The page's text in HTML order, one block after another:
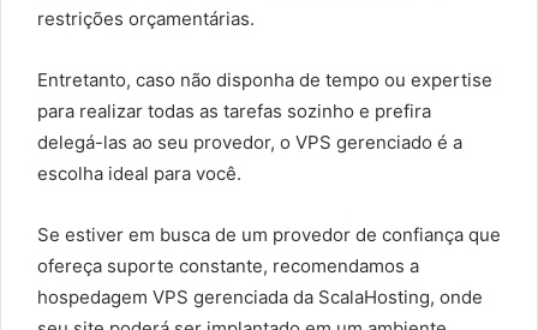
restrições orçamentárias.
Entretanto, caso não disponha de tempo ou expertise
para realizar todas as tarefas sozinho e prefira
delegá-las ao seu provedor, o VPS gerenciado é a
escolha ideal para você.
Se estiver em busca de um provedor de confiança que
ofereça suporte constante, recomendamos a
hospedagem VPS gerenciada da ScalaHosting, onde